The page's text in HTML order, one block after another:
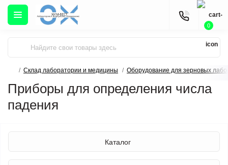
0
Склад лаборатории и медицины Оборудование для зерновых
Приборы для определения числа
падения
Каталог